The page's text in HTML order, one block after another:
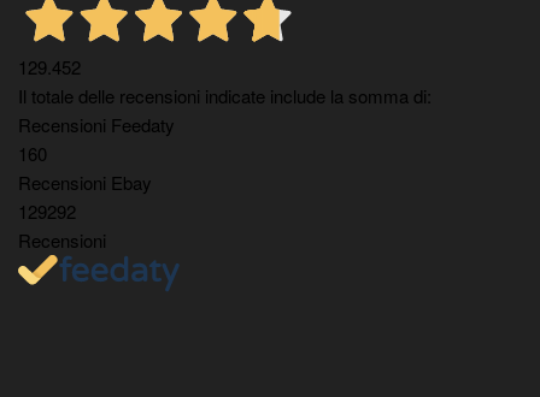
129.452
Il totale delle recensioni indicate include la somma di:
Recensioni Feedaty
160
Recensioni Ebay
129292
Recensioni